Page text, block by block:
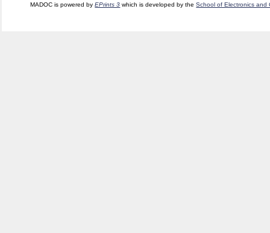
MADOC is powered byEPrints 3 which is developed by theSchool of Electronics and